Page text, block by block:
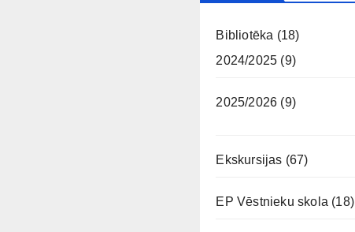
Bibliotēka (18)
2024/2025 (9)
2025/2026 (9)
Ekskursijas (67)
EP Vēstnieku skola (18)